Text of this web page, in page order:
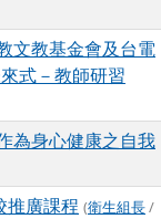
文教基金會及台電
式－教師研習
為身心健康之自我
推廣課程 (衛生組長/